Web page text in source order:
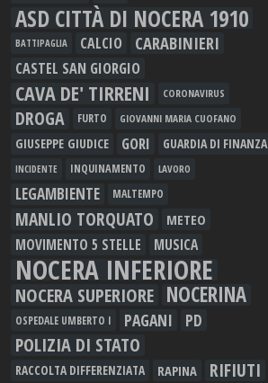
ASD CITTÀ DI NOCERA 1910
BATTIPAGLIA CALCIO CARABINIERI
CASTEL SAN GIORGIO
CAVA DE' TIRRENI CORONAVIRUS
DROGA FURTO GIOVANNI MARIA CUOFANO
GIUSEPPE GIUDICE GORI GUARDIA DI FINANZA
INCIDENTE INQUINAMENTO LAVORO
LEGAMBIENTE MALTEMPO
MANLIO TORQUATO METEO
MOVIMENTO 5 STELLE MUSICA
NOCERA INFERIORE
NOCERA SUPERIORE NOCERINA
OSPEDALE UMBERTO I PAGANI PD
POLIZIA DI STATO
RACCOLTA DIFFERENZIATA RAPINA
RIFIUTI